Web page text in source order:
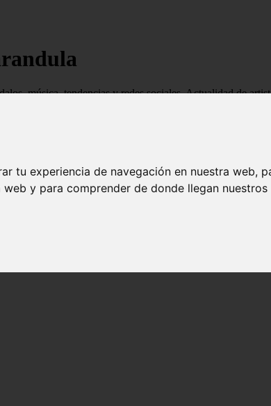
tu experiencia de navegación en nuestra web,
y para comprender de donde llegan
música, tendencias y redes sociales. Actualidad de